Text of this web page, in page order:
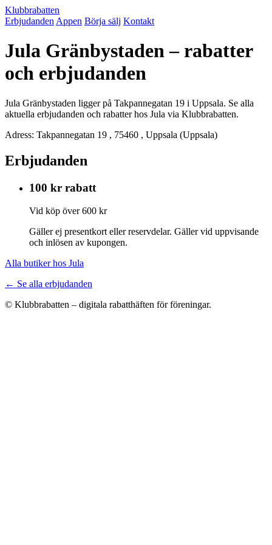
Klubbrabatten
Erbjudanden Appen Börja sälj Kontakt
Jula Gränbystaden – rabatter
och erbjudanden
Jula Gränbystaden ligger på Takpannegatan 19 i Uppsala. Se alla
aktuella erbjudanden och rabatter hos Jula via Klubbrabatten.
Adress: Takpannegatan 19 , 75460 , Uppsala (Uppsala)
Erbjudanden
100 kr rabatt
Vid köp över 600 kr
Gäller ej presentkort eller reservdelar. Gäller vid uppvisande
och inlösen av kupongen.
Alla butiker hos Jula
← Se alla erbjudanden
© Klubbrabatten – digitala rabatthäften för föreningar.